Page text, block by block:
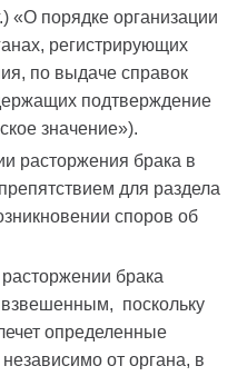
«О порядке организации
регистрирующих
по выдаче справок
подтверждение
значение»).
расторжения брака в
для раздела
споров об
брака
поскольку
определенные
от органа, в